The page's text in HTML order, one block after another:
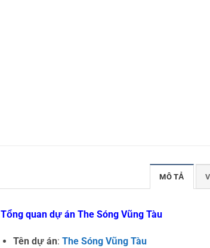
MÔ TẢ
Tổng quan dự án The Sóng Vũng Tàu
Tên dự án: The Sóng Vũng Tàu